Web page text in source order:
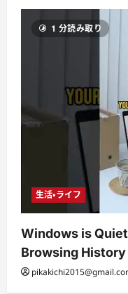
1 分読み取り
生活・ライフ
Windows is
Browsing